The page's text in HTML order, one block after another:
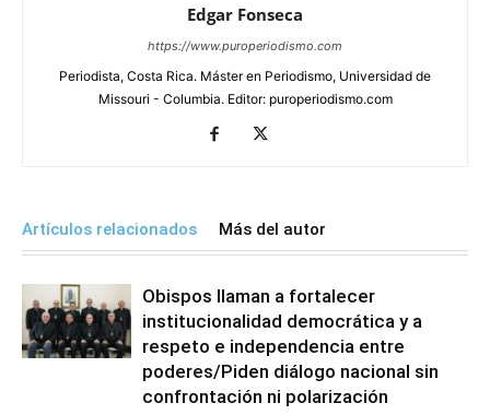
Edgar Fonseca
https://www.puroperiodismo.com
Periodista, Costa Rica. Máster en Periodismo, Universidad de
Missouri - Columbia. Editor: puroperiodismo.com
Artículos relacionados Más del autor
Obispos llaman a fortalecer
institucionalidad democrática y a
respeto e independencia entre
poderes/Piden diálogo nacional sin
confrontación ni polarización